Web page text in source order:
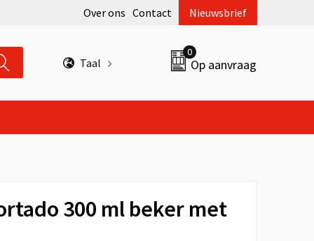
Over ons Contact Nieuwsbrief
Taal
0
Op aanvraag
300 ml beker met